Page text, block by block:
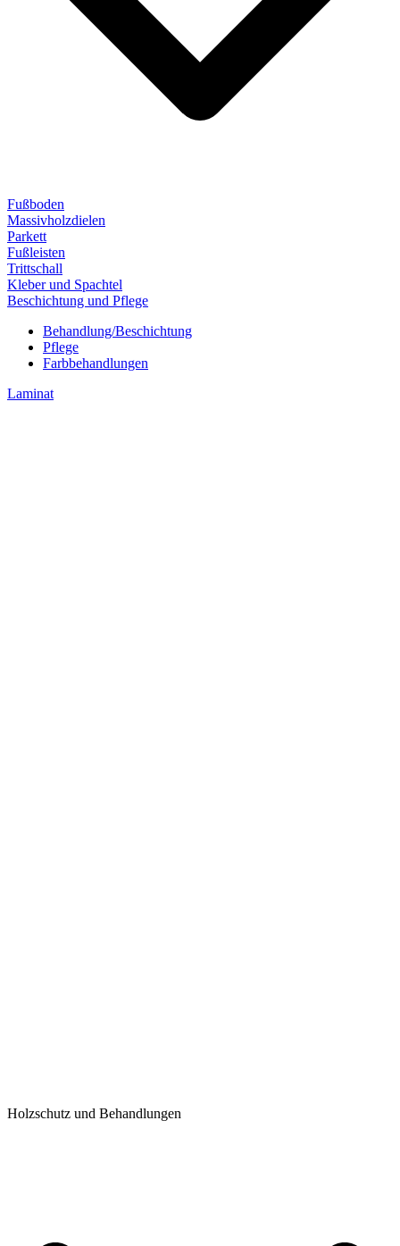
Fußboden
Massivholzdielen
Parkett
Fußleisten
Trittschall
Kleber und Spachtel
Beschichtung und Pflege
Behandlung/Beschichtung
Pflege
Farbbehandlungen
Laminat
Holzschutz und Behandlungen